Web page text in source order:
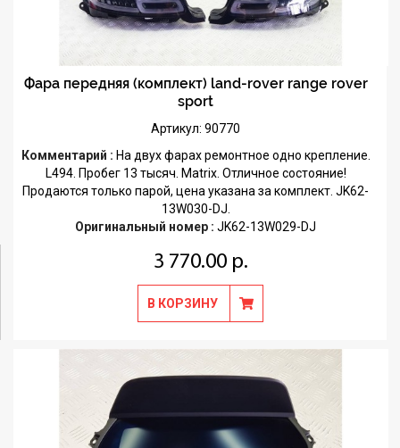
Фара передняя (комплект) land-rover range rover
sport
Артикул: 90770
Комментарий : На двух фарах ремонтное одно крепление.
L494. Пробег 13 тысяч. Matrix. Отличное состояние!
Продаются только парой, цена указана за комплект. JK62-
13W030-DJ.
Оригинальный номер : JK62-13W029-DJ
3 770.00 р.
В КОРЗИНУ